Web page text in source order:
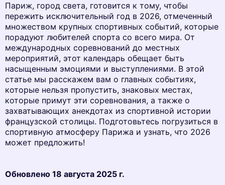
Париж, город света, готовится к тому, чтобы
пережить исключительный год в 2026, отмеченный
множеством крупных спортивных событий, которые
порадуют любителей спорта со всего мира. От
международных соревнований до местных
мероприятий, этот календарь обещает быть
насыщенным эмоциями и выступлениями. В этой
статье мы расскажем вам о главных событиях,
которые нельзя пропустить, знаковых местах,
которые примут эти соревнования, а также о
захватывающих анекдотах из спортивной истории
французской столицы. Подготовьтесь погрузиться в
спортивную атмосферу Парижа и узнать, что 2026
может предложить!
Обновлено 18 августа 2025 г.